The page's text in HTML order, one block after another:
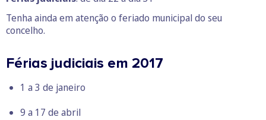
Tenha ainda em atenção o feriado municipal do seu
concelho.
Férias judiciais em 2017
1 a 3 de janeiro
9 a 17 de abril